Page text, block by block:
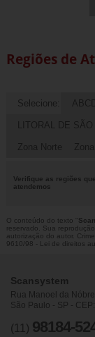
Regiões de
Selecione: ABCD
LITORAL DE SÃO
Zona Norte Zona
Verifique as regiões que
atendemos
O conteúdo do texto "
reservado. Sua
autorização do autor.
9610/98 - Lei de direitos
Scansystem
Rua Manoel da
São Paulo - SP -
(11) 98184-